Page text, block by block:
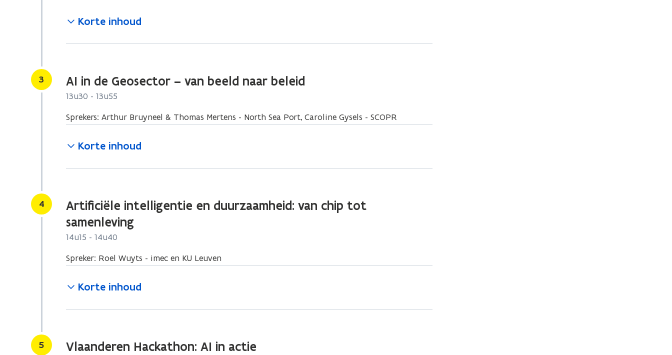
Korte inhoud
Stap
3 AI in de Geosector – van beeld naar beleid
13u30 - 13u55
Sprekers: Arthur Bruyneel & Thomas Mertens - North Sea Port, Caroline Gysels - SCOPR
Korte inhoud
Stap
4
Artificiële intelligentie en duurzaamheid: van chip tot
samenleving
14u15 - 14u40
Spreker: Roel Wuyts - imec en KU Leuven
Korte inhoud
Stap
5 Vlaanderen Hackathon: AI in actie